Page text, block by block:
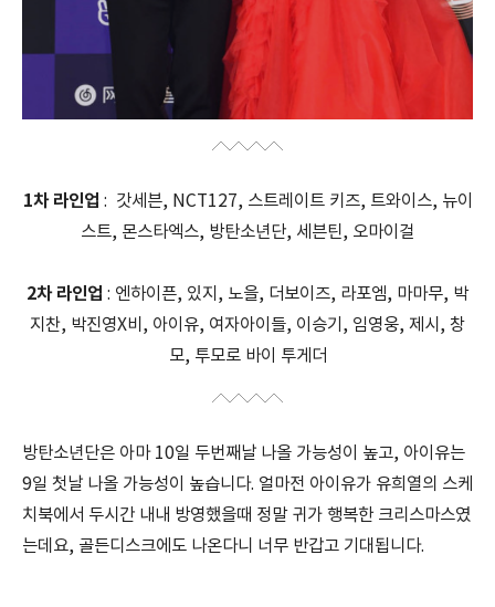
1차 라인업 : 갓세븐, NCT127, 스트레이트 키즈, 트와이스, 뉴이
스트, 몬스타엑스, 방탄소년단, 세븐틴, 오마이걸
2차 라인업 : 엔하이픈, 있지, 노을, 더보이즈, 라포엠, 마마무, 박
지찬, 박진영X비, 아이유, 여자아이들, 이승기, 임영웅, 제시, 창
모, 투모로 바이 투게더
방탄소년단은 아마 10일 두번째날 나올 가능성이 높고, 아이유는
9일 첫날 나올 가능성이 높습니다. 얼마전 아이유가 유희열의 스케
치북에서 두시간 내내 방영했을때 정말 귀가 행복한 크리스마스였
는데요, 골든디스크에도 나온다니 너무 반갑고 기대됩니다.